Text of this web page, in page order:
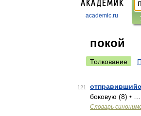
academic.ru
покой
Толкование
121
боковую (8) • …
Словарь